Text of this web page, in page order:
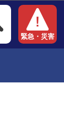
緊急・災害